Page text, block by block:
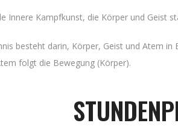
Innere Kampfkunst, die Körper und Geist
besteht darin, Körper, Geist und Atem
folgt die Bewegung (Körper).